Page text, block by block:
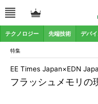
テクノロジー 先端技術 デバ
特集
フラッシュメモリ
EE Times Japan×EDN